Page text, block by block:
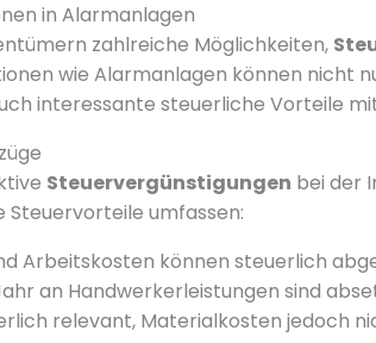
in Alarmanlagen
zahlreiche Möglichkeiten,
wie Alarmanlagen können nicht
interessante steuerliche Vorteile
Steuervergünstigungen bei der
Steuervorteile umfassen:
Arbeitskosten können steuerlich
an Handwerkerleistungen sind
relevant, Materialkosten jedoch